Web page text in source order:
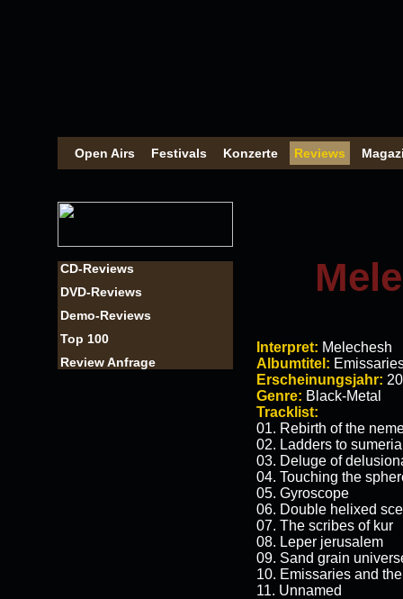
Open Airs Festivals Konzerte Reviews
CD-Reviews
DVD-Reviews
Demo-Reviews
Top 100
Review Anfrage
Interpret: Melechesh
Albumtitel:
Erscheinungsjahr:
Genre: Black-Metal
Tracklist:
01. Rebirth of the
02. Ladders to sumeria
03. Deluge of
04. Touching the
05. Gyroscope
06. Double helixed
07. The scribes of kur
08. Leper jerusalem
09. Sand grain
10. Emissaries and
11. Unnamed